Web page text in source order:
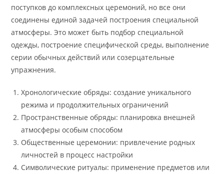
поступков до комплексных церемоний, но все они
соединены единой задачей построения специальной
атмосферы. Это может быть подбор специальной
одежды, построение специфической среды, выполнение
серии обычных действий или созерцательные
упражнения.
Хронологические обряды: создание уникального
режима и продолжительных ограничений
Пространственные обряды: планировка внешней
атмосферы особым способом
Общественные церемонии: привлечение родных
личностей в процесс настройки
Символические ритуалы: применение предметов или